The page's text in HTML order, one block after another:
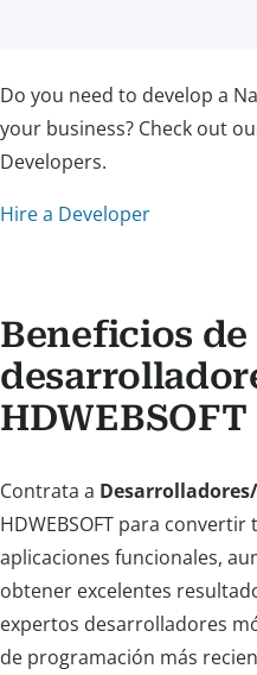
Do you need to develop a
your business? Check out
Developers.
Hire a Developer
Beneficios
HDWEBSOFT
Contrata a
HDWEBSOFT para
aplicaciones funcionales,
obtener excelentes
expertos desarrolladores
de programación más